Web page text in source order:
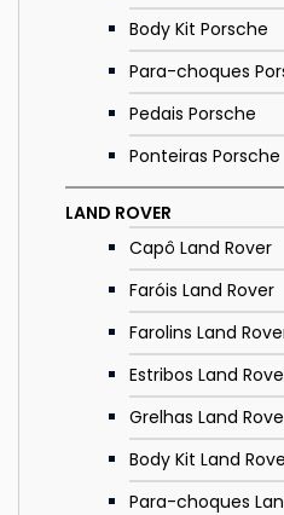
Body Kit Porsche
Para-choques
Pedais Porsche
Ponteiras Porsche
LAND ROVER
Capô Land Rover
Faróis Land Rover
Farolins Land
Estribos Land
Grelhas Land
Body Kit Land
Para-choques